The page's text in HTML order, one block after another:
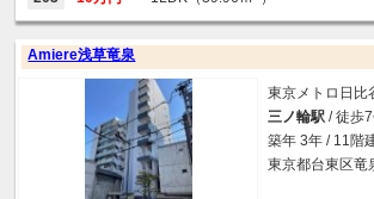
Amiere浅草竜泉
東京メトロ日比
三ノ輪駅 / 徒歩
築年 3年 / 11階
東京都台東区竜